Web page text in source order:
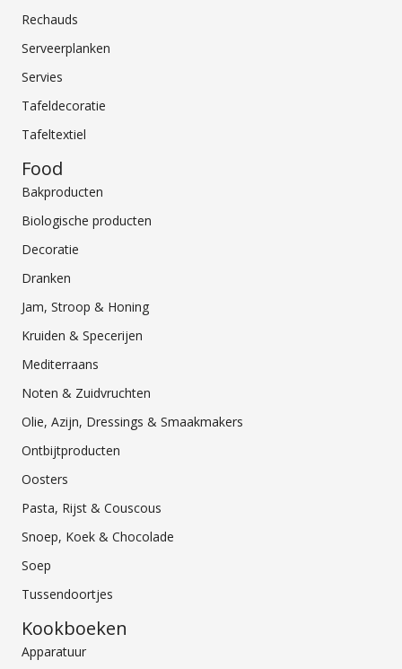
Rechauds
Serveerplanken
Servies
Tafeldecoratie
Tafeltextiel
Food
Bakproducten
Biologische producten
Decoratie
Dranken
Jam, Stroop & Honing
Kruiden & Specerijen
Mediterraans
Noten & Zuidvruchten
Olie, Azijn, Dressings & Smaakmakers
Ontbijtproducten
Oosters
Pasta, Rijst & Couscous
Snoep, Koek & Chocolade
Soep
Tussendoortjes
Kookboeken
Apparatuur